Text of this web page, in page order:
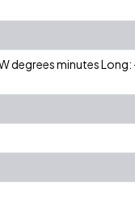
degrees minutes